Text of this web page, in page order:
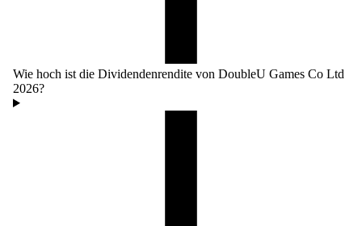
Wie hoch ist die Dividendenrendite von DoubleU Games Co Ltd
2026?